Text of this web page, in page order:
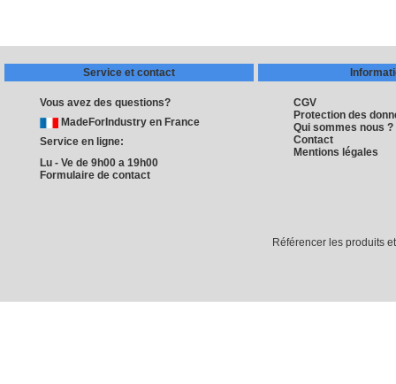
Service et contact
Vous avez des questions?
MadeForIndustry en France
Service en ligne:
Lu - Ve de 9h00 a 19h00
Formulaire de contact
CGV
Protection des
Qui sommes nous ?
Contact
Mentions légales
Référencer les produits